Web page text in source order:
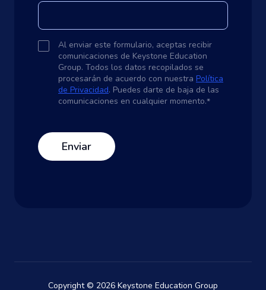
Al enviar este formulario, aceptas recibir
comunicaciones de Keystone Education
Group. Todos los datos recopilados se
procesarán de acuerdo con nuestra Política
de Privacidad. Puedes darte de baja de las
comunicaciones en cualquier momento.*
Copyright © 2026 Keystone Education Group